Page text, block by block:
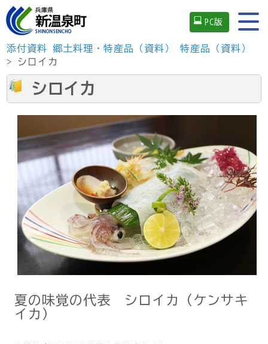
PC版
添付資料 郷土料理・特産品（資料）
特産品（資料）
> シロイカ
シロイカ
夏の味覚の代表 シロイカ（ケンサキ
イカ）